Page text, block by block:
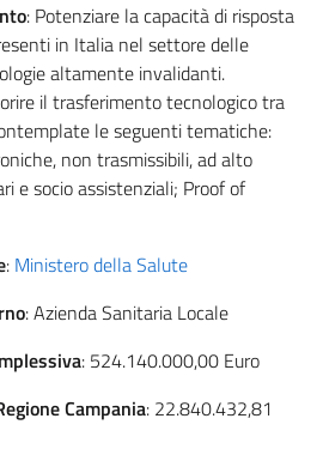
: Potenziare la capacità di risposta
in Italia nel settore delle
altamente invalidanti.
il trasferimento tecnologico tra
le seguenti tematiche:
non trasmissibili, ad alto
e socio assistenziali; Proof of
: Ministero della Salute
: Azienda Sanitaria Locale
: 524.140.000,00 Euro
Campania: 22.840.432,81